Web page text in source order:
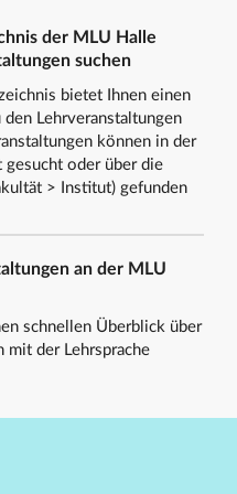
der MLU Halle
suchen
bietet Ihnen einen
Lehrveranstaltungen
können in der
gesucht oder über die
> Institut) gefunden
an der MLU
schnellen Überblick über
mit der Lehrsprache